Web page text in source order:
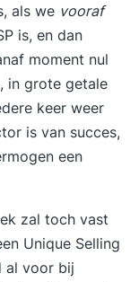
die
resultaat
je
inzicht in
als we vooraf
is, en dan
moment nul
in grote getale
keer weer
is van succes,
een
zal toch vast
Unique Selling
al voor bij